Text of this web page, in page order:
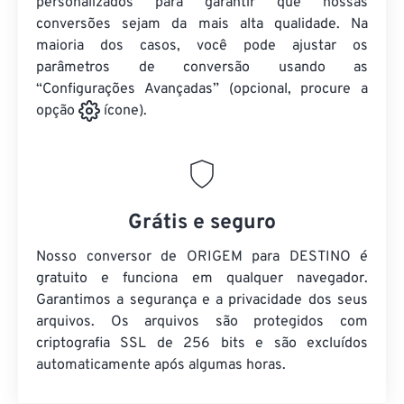
conversões sejam da mais alta qualidade. Na
maioria dos casos, você pode ajustar os
parâmetros de conversão usando as
“Configurações Avançadas” (opcional, procure a
opção
ícone).
Grátis e seguro
Nosso conversor de ORIGEM para DESTINO é
gratuito e funciona em qualquer navegador.
Garantimos a segurança e a privacidade dos seus
arquivos. Os arquivos são protegidos com
criptografia SSL de 256 bits e são excluídos
automaticamente após algumas horas.